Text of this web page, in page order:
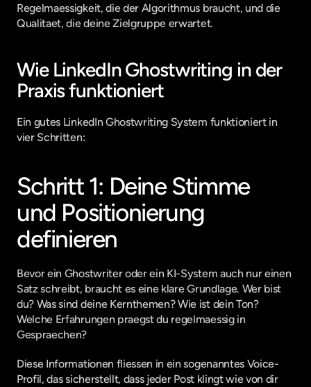
Regelmaessigkeit, die der Algorithmus braucht, und die
Qualitaet, die deine Zielgruppe erwartet.
Wie LinkedIn Ghostwriting in der
Praxis funktioniert
Ein gutes LinkedIn Ghostwriting System funktioniert in
vier Schritten:
Schritt 1: Deine Stimme
und Positionierung
definieren
Bevor ein Ghostwriter oder ein KI-System auch nur einen
Satz schreibt, braucht es eine klare Grundlage. Wer bist
du? Was sind deine Kernthemen? Wie ist dein Ton?
Welche Erfahrungen praegst du regelmaessig in
Gespraechen?
Diese Informationen fliessen in ein sogenanntes Voice-
Profil, das sicherstellt, dass jeder Post klingt wie von dir